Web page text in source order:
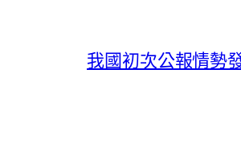
我國初次公報情勢